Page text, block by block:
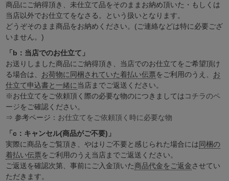
商品にご納得頂き、未仕立て品をそのままお納め頂いた・もしくは
当店以外でお仕立てをなさる。という扱いとなります。
どうぞそのまま商品をお納めください。(ご連絡などは特に必要ござ
いません。)
「b：当店でのお仕立て」
お送りしました商品にご納得頂き、当店でのお仕立てをご希望頂け
る場合は、 お荷物に同梱されていた着払い伝票をご利用のうえ、 お
仕立て申込書と一緒に当店までご返送ください。
※お仕立てをご依頼頂く際の必要な物のにつきましてはコチラのペ
ージをご確認ください。
⇒ 参考ページ： お仕立てをご依頼頂く時に必要な物
「c：キャンセル(商品がご不要)」
実際に商品をご覧頂き、やはりご不要と感じられた場合には同梱の
着払い伝票をご利用のうえ当店までご返送ください。
ご返送を確認次第、事前にご入金頂いた商品代金をご返金させてい
ただきます。